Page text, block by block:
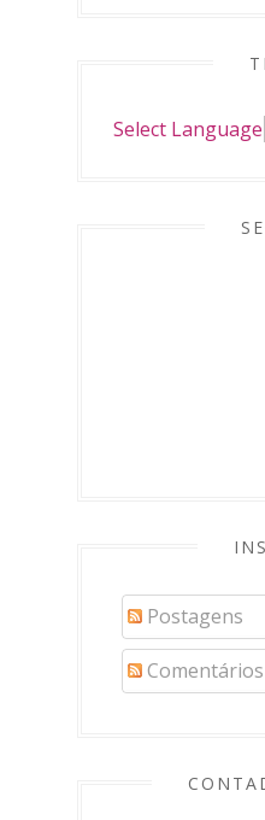
Select Language
Postagens
Comentários